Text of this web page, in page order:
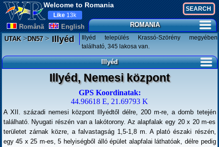
Welcome to Romania
Românã English
Like 13k
ROMANIA
UTAK>DN57>Illyéd
Illyéd település Krassó-Szörény megyében
található, 345 lakosa van.
Illyéd
Illyéd, Nemesi központ
GPS Koordinatak:
44.96618 E, 21.69793 K
A XII. századi nemesi központ Illyédtől délre, 200 m-re, a domb tetején
található. Nyugati részén van a lakótorony. Az alapfalak egy 20 x 20 m-es
területet zárnak közre, a falvastagság 1,5-1,8 m. A plató északi részén,
egy 45 x 25 m-es, 5 helyiségből álló épület alapfalai láthatóak, délre pedig